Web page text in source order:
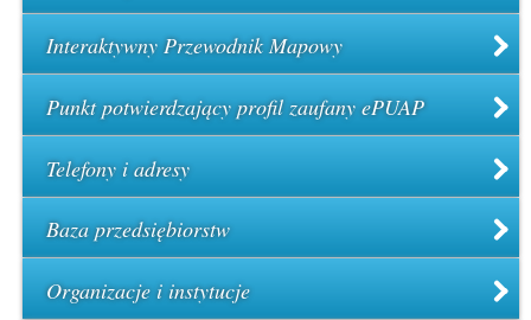
Interaktywny Przewodnik Mapowy
Punkt potwierdzający profil zaufany ePUAP
Telefony i adresy
Baza przedsiębiorstw
Organizacje i instytucje